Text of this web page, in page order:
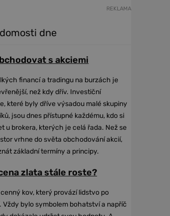
REKLAMA
dne
s akciemi
financí a tradingu na burzách je
než kdy dřív. Investiční
které byly dříve výsadou malé skupiny
jsou dnes přístupné každému, kdo si
u brokera, kterých je celá řada. Než se
vrhne do světa obchodování akcií,
základní termíny a principy.
zlata stále roste?
kov, který provází lidstvo po
Vždy bylo symbolem bohatství a napříč